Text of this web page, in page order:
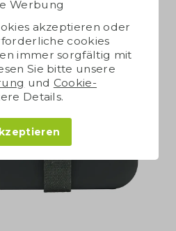
Werbung
akzeptieren oder
cookies
immer sorgfältig mit
Sie bitte unsere
und Cookie-
Details.